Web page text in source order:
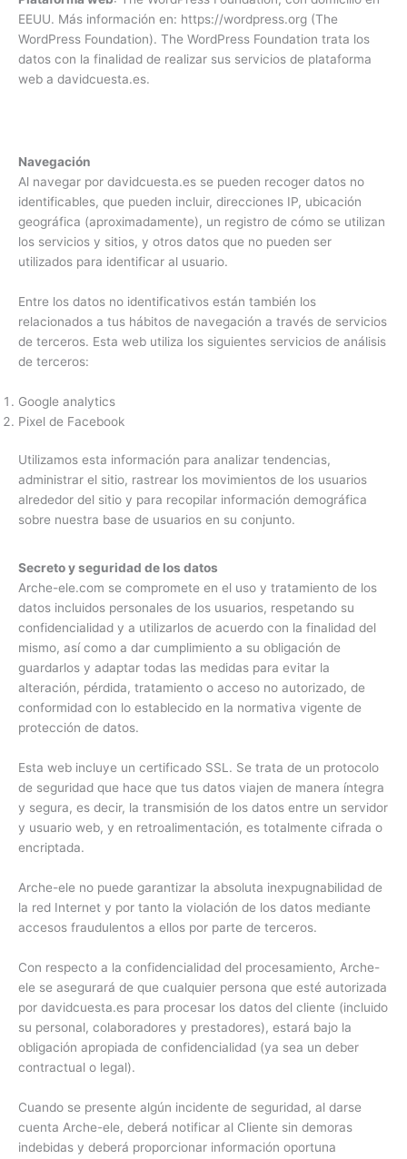
EEUU. Más información en: https://wordpress.org (The
WordPress Foundation). The WordPress Foundation trata los
datos con la finalidad de realizar sus servicios de plataforma
web a davidcuesta.es.
Navegación
Al navegar por davidcuesta.es se pueden recoger datos no
identificables, que pueden incluir, direcciones IP, ubicación
geográfica (aproximadamente), un registro de cómo se utilizan
los servicios y sitios, y otros datos que no pueden ser
utilizados para identificar al usuario.
Entre los datos no identificativos están también los
relacionados a tus hábitos de navegación a través de servicios
de terceros. Esta web utiliza los siguientes servicios de análisis
de terceros:
Google analytics
Pixel de Facebook
Utilizamos esta información para analizar tendencias,
administrar el sitio, rastrear los movimientos de los usuarios
alrededor del sitio y para recopilar información demográfica
sobre nuestra base de usuarios en su conjunto.
Secreto y seguridad de los datos
Arche-ele.com se compromete en el uso y tratamiento de los
datos incluidos personales de los usuarios, respetando su
confidencialidad y a utilizarlos de acuerdo con la finalidad del
mismo, así como a dar cumplimiento a su obligación de
guardarlos y adaptar todas las medidas para evitar la
alteración, pérdida, tratamiento o acceso no autorizado, de
conformidad con lo establecido en la normativa vigente de
protección de datos.
Esta web incluye un certificado SSL. Se trata de un protocolo
de seguridad que hace que tus datos viajen de manera íntegra
y segura, es decir, la transmisión de los datos entre un servidor
y usuario web, y en retroalimentación, es totalmente cifrada o
encriptada.
Arche-ele no puede garantizar la absoluta inexpugnabilidad de
la red Internet y por tanto la violación de los datos mediante
accesos fraudulentos a ellos por parte de terceros.
Con respecto a la confidencialidad del procesamiento, Arche-
ele se asegurará de que cualquier persona que esté autorizada
por davidcuesta.es para procesar los datos del cliente (incluido
su personal, colaboradores y prestadores), estará bajo la
obligación apropiada de confidencialidad (ya sea un deber
contractual o legal).
Cuando se presente algún incidente de seguridad, al darse
cuenta Arche-ele, deberá notificar al Cliente sin demoras
indebidas y deberá proporcionar información oportuna